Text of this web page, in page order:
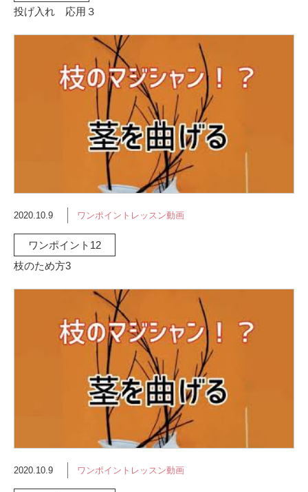
投げ入れ 応用３
2020.10.9 ワンポイントレッスン動画
ワンポイント12
枝のため方3
2020.10.9 ワンポイントレッスン動画